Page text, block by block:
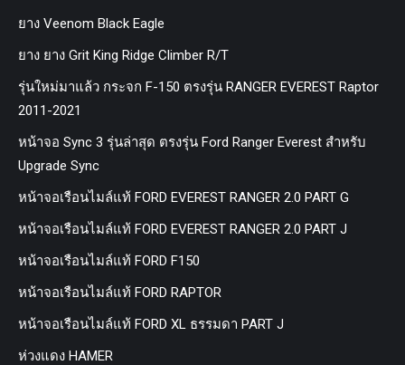
ยาง Veenom Black Eagle
ยาง ยาง Grit King Ridge Climber R/T
รุ่นใหม่มาแล้ว กระจก F-150 ตรงรุ่น RANGER EVEREST Raptor
2011-2021
หน้าจอ Sync 3 รุ่นล่าสุด ตรงรุ่น Ford Ranger Everest สำหรับ
Upgrade Sync
หน้าจอเรือนไมล์แท้ FORD EVEREST RANGER 2.0 PART G
หน้าจอเรือนไมล์แท้ FORD EVEREST RANGER 2.0 PART J
หน้าจอเรือนไมล์แท้ FORD F150
หน้าจอเรือนไมล์แท้ FORD RAPTOR
หน้าจอเรือนไมล์แท้ FORD XL ธรรมดา PART J
ห่วงแดง HAMER